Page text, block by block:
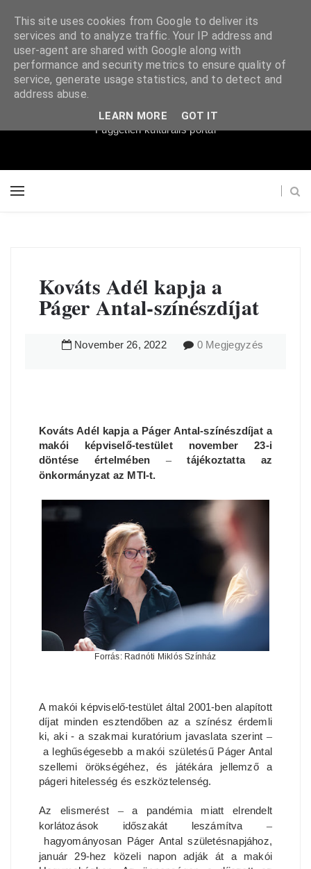
Súgópéldány
Független kulturális portál
Kováts Adél kapja a
Páger Antal-színészdíjat
November 26, 2022 0 Megjegyzés
Kováts Adél kapja a Páger Antal-színészdíjat a
makói képviselő-testület november 23-i
döntése értelmében –tájékoztatta az
önkormányzat az MTI-t.
Forrás: Radnóti Miklós Színház
A makói képviselő-testület által 2001-ben alapított
díjat minden esztendőben az a színész érdemli
ki, aki - a szakmai kuratórium javaslata szerint –
a leghűségesebb a makói születésű Páger Antal
szellemi örökségéhez, és játékára jellemző a
págeri hitelesség és eszköztelenség.
Az elismerést –a pandémia miatt elrendelt
korlátozások időszakát leszámítva –
hagyományosan Páger Antal születésnapjához,
január 29-hez közeli napon adják át a makói
This site uses cookies from Google to deliver its
services and to analyze traffic. Your IP address and
user-agent are shared with Google along with
performance and security metrics to ensure quality of
service, generate usage statistics, and to detect and
address abuse.
LEARN MORE GOT IT